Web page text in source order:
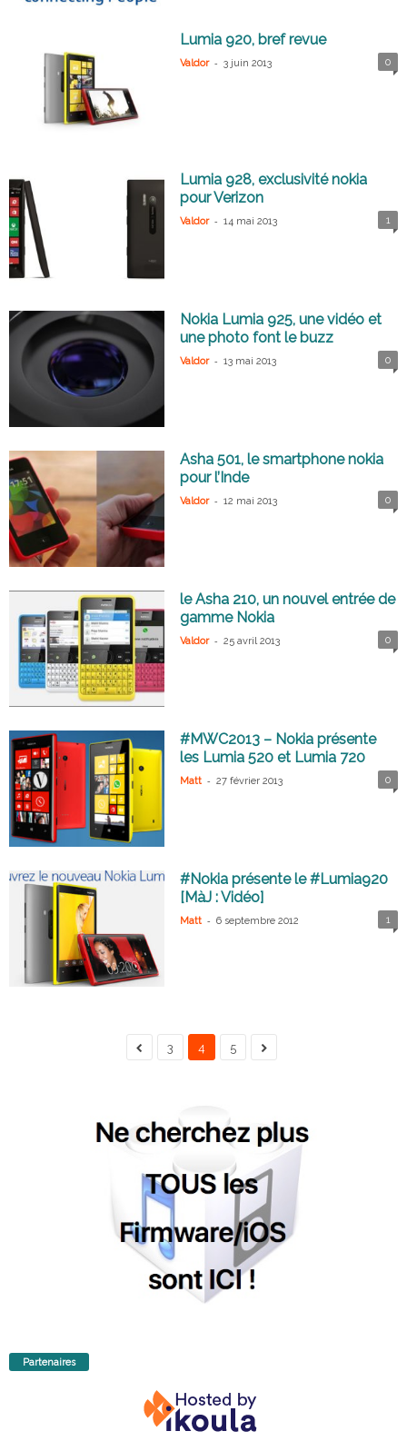
Lumia 920, bref revue
Valdor - 3 juin 2013 0
Lumia 928, exclusivité nokia
pour Verizon
Valdor - 14 mai 2013 1
Nokia Lumia 925, une vidéo et
une photo font le buzz
Valdor - 13 mai 2013 0
Asha 501, le smartphone nokia
pour l’Inde
Valdor - 12 mai 2013 0
le Asha 210, un nouvel entrée de
gamme Nokia
Valdor - 25 avril 2013 0
#MWC2013 – Nokia présente
les Lumia 520 et Lumia 720
Matt - 27 février 2013 0
#Nokia présente le #Lumia920
[MàJ : Vidéo]
Matt - 6 septembre 2012 1
3 4 5
Partenaires